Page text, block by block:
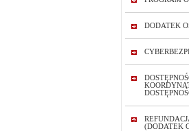
DODATEK
(DODATEK